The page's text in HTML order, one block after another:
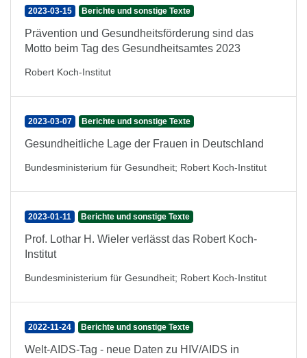
2023-03-15 Berichte und sonstige Texte
Prävention und Gesundheitsförderung sind das
Motto beim Tag des Gesundheitsamtes 2023
Robert Koch-Institut
2023-03-07 Berichte und sonstige Texte
Gesundheitliche Lage der Frauen in Deutschland
Bundesministerium für Gesundheit; Robert Koch-Institut
2023-01-11 Berichte und sonstige Texte
Prof. Lothar H. Wieler verlässt das Robert Koch-
Institut
Bundesministerium für Gesundheit; Robert Koch-Institut
2022-11-24 Berichte und sonstige Texte
Welt-AIDS-Tag - neue Daten zu HIV/AIDS in